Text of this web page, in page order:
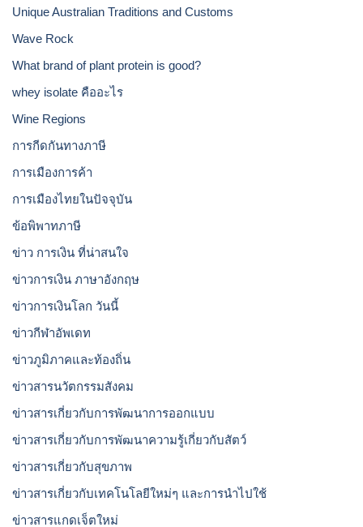
Unique Australian Traditions and Customs
Wave Rock
What brand of plant protein is good?
whey isolate คืออะไร
Wine Regions
การกีดกันทางภาษี
การเมืองการค้า
การเมืองไทยในปัจจุบัน
ข้อพิพาทภาษี
ข่าว การเงิน ที่น่าสนใจ
ข่าวการเงิน ภาษาอังกฤษ
ข่าวการเงินโลก วันนี้
ข่าวกีฬาอัพเดท
ข่าวภูมิภาคและท้องถิ่น
ข่าวสารนวัตกรรมสังคม
ข่าวสารเกี่ยวกับการพัฒนาการออกแบบ
ข่าวสารเกี่ยวกับการพัฒนาความรู้เกี่ยวกับสัตว์
ข่าวสารเกี่ยวกับสุขภาพ
ข่าวสารเกี่ยวกับเทคโนโลยีใหม่ๆ และการนำไปใช้
ข่าวสารแกดเจ็ตใหม่